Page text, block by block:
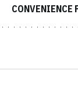
CONVENIENCE